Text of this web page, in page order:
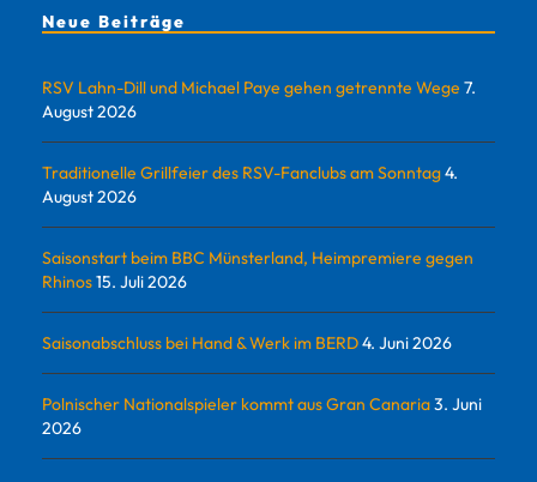
Neue Beiträge
RSV Lahn-Dill und Michael Paye gehen getrennte Wege 7.
August 2026
Traditionelle Grillfeier des RSV-Fanclubs am Sonntag4.
August 2026
Saisonstart beim BBC Münsterland, Heimpremiere gegen
Rhinos15. Juli 2026
Saisonabschluss bei Hand & Werk im BERD4. Juni 2026
Polnischer Nationalspieler kommt aus Gran Canaria3. Juni
2026